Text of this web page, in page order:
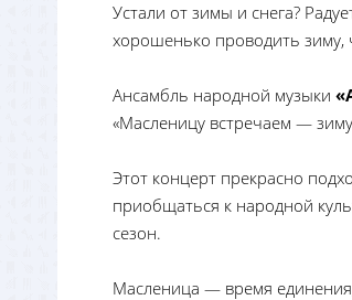
Устали от зимы и снега?
хорошенько проводить
Ансамбль народной музыки
«Масленицу встречаем —
Этот концерт прекрасно
приобщаться к народной
сезон.
Масленица — время